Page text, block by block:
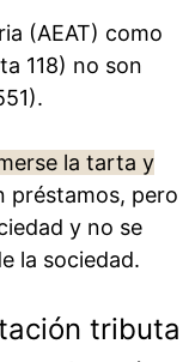
(AEAT) como
118) no son
la tarta y
préstamos, pero
y no se
la sociedad.
tributa